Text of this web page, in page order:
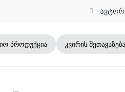
პროდუქცია კვირის შეთავაზება